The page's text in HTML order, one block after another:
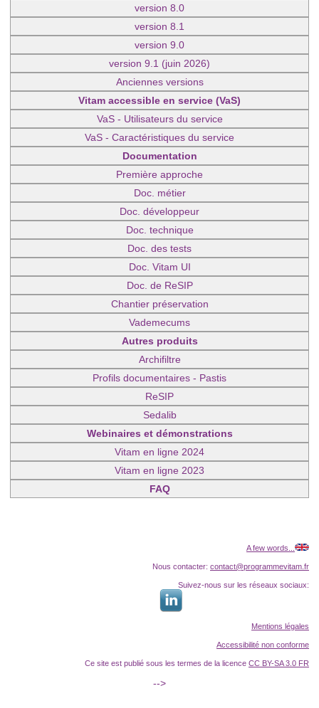
version 8.0
version 8.1
version 9.0
version 9.1 (juin 2026)
Anciennes versions
Vitam accessible en service (VaS)
VaS - Utilisateurs du service
VaS - Caractéristiques du service
Documentation
Première approche
Doc. métier
Doc. développeur
Doc. technique
Doc. des tests
Doc. Vitam UI
Doc. de ReSIP
Chantier préservation
Vademecums
Autres produits
Archifiltre
Profils documentaires - Pastis
ReSIP
Sedalib
Webinaires et démonstrations
Vitam en ligne 2024
Vitam en ligne 2023
FAQ
A few words...
Nous contacter: contact@programmevitam.fr
Suivez-nous sur les réseaux sociaux:
Mentions légales
Accessibilité non conforme
Ce site est publié sous les termes de la licence CC BY-SA 3.0 FR
-->